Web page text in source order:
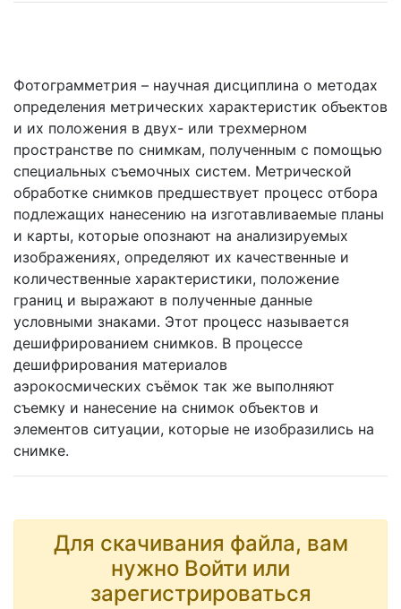
Фотограмметрия – научная дисциплина о методах
определения метрических характеристик объектов
и их положения в двух- или трехмерном
пространстве по снимкам, полученным с помощью
специальных съемочных систем. Метрической
обработке снимков предшествует процесс отбора
подлежащих нанесению на изготавливаемые планы
и карты, которые опознают на анализируемых
изображениях, определяют их качественные и
количественные характеристики, положение
границ и выражают в полученные данные
условными знаками. Этот процесс называется
дешифрированием снимков. В процессе
дешифрирования материалов
аэрокосмических съёмок так же выполняют
съемку и нанесение на снимок объектов и
элементов ситуации, которые не изобразились на
снимке.
Для скачивания файла, вам
нужно Войти или
зарегистрироваться